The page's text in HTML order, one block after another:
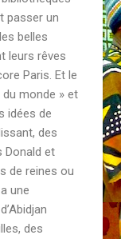
passer un
belles
leurs rêves
Paris. Et le
monde » et
idées de
des
Donald et
de reines ou
une
des